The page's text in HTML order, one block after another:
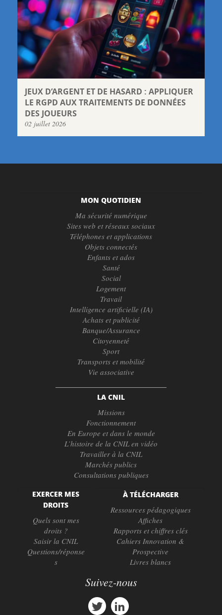
JEUX D’ARGENT ET DE HASARD : APPLIQUER
LE RGPD AUX TRAITEMENTS DE DONNÉES
DES JOUEURS
02 juillet 2026
MON QUOTIDIEN
Ma sécurité numérique
Sites web et réseaux sociaux
Téléphones et applications
Objets connectés
Enfants et ados
Santé
Social
Logement
Travail
Intelligence artificielle (IA)
Achats et publicité
Banque/Assurance
Citoyenneté
Sport
Transports et mobilité
Vie associative
LA CNIL
Missions
Fonctionnement
En Europe et dans le monde
L’histoire de la CNIL en vidéo
Travailler à la CNIL
Marchés publics
Consultations publiques
EXERCER MES
DROITS
Quels sont mes
droits ?
Saisir la CNIL
Questions/réponse
s
À TÉLÉCHARGER
Ressources pédagogiques
Affiches
Rapports et chiffres clés
Cahiers Innovation &
Prospective
Livres blancs
Suivez-nous